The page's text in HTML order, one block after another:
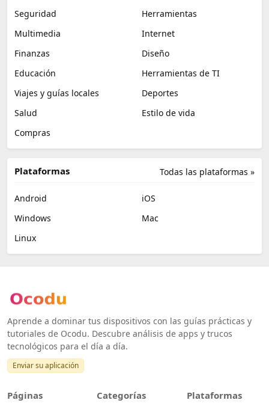
Seguridad
Herramientas
Multimedia
Internet
Finanzas
Diseño
Educación
Herramientas de TI
Viajes y guías locales
Deportes
Salud
Estilo de vida
Compras
Todas las plataformas »
Plataformas
Android
iOS
Windows
Mac
Linux
Aprende a dominar tus dispositivos con las guías prácticas y
tutoriales de Ocodu. Descubre análisis de apps y trucos
tecnológicos para el día a día.
Enviar su aplicación
Páginas Categorías Plataformas